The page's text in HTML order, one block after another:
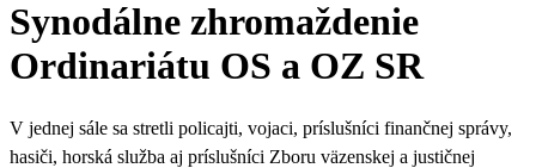
Synodálne zhromaždenie
Ordinariátu OS a OZ SR
V jednej sále sa stretli policajti, vojaci, príslušníci finančnej správy,
hasiči, horská služba aj príslušníci Zboru väzenskej a justičnej